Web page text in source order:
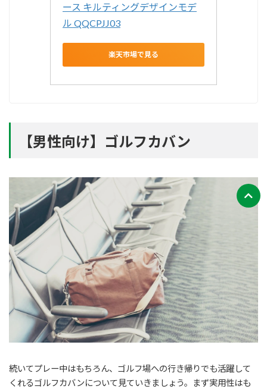
ース キルティングデザインモデ
ル QQCPJJ03
楽天市場で見る
【男性向け】ゴルフカバン
続いてプレー中はもちろん、ゴルフ場への行き帰りでも活躍して
くれるゴルフカバンについて見ていきましょう。まず実用性はも